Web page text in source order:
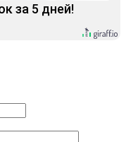
за 5 дней!